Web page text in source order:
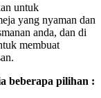
untuk
yang nyaman dan
anda, dan di
membuat
beberapa pilihan :